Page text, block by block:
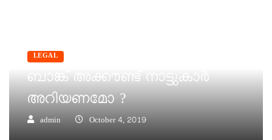
LEGAL
ബാങ്ക് അക്കൗണ്ട് നാട്ടുകാർ
അറിയണമോ ?
admin October 4, 2019